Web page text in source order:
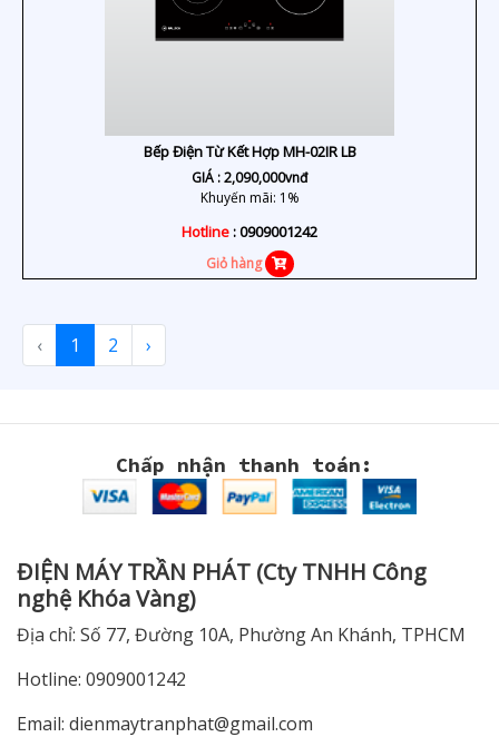
Bếp Điện Từ Kết Hợp MH-02IR LB
GIÁ :2,090,000vnđ
Khuyến mãi: 1%
Hotline: 0909001242
Giỏ hàng
‹ 1 2 ›
Chấp nhận thanh toán:
ĐIỆN MÁY TRẦN PHÁT (Cty TNHH Công
nghệ Khóa Vàng)
Địa chỉ: Số 77, Đường 10A, Phường An Khánh, TPHCM
Hotline: 0909001242
Email: dienmaytranphat@gmail.com